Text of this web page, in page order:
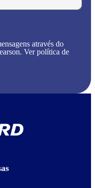
através do
Ver política de